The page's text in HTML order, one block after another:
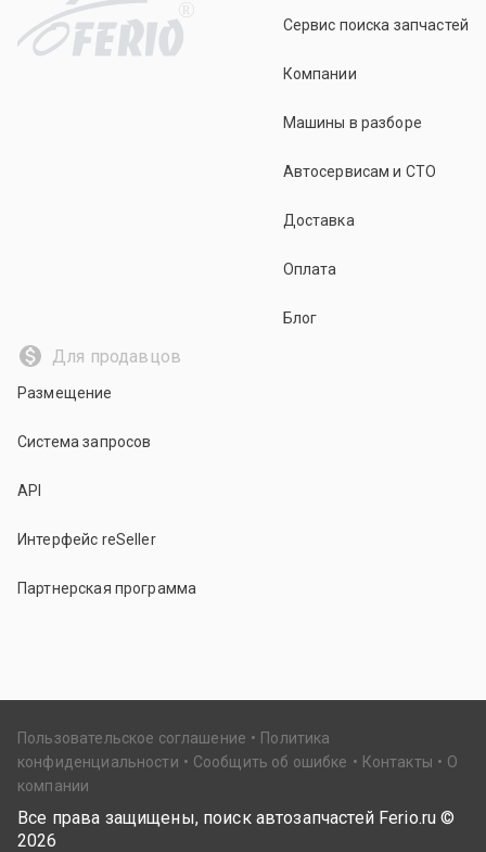
R
Сервис поиска запчастей
Компании
Машины в разборе
Автосервисам и СТО
Доставка
Оплата
Блог
Для продавцов
Размещение
Система запросов
API
Интерфейс reSeller
Партнерская программа
Пользовательское соглашение
Политика
конфиденциальности
Сообщить об ошибке Контакты
О
компании
Все права защищены, поиск автозапчастей Ferio.ru ©
2026